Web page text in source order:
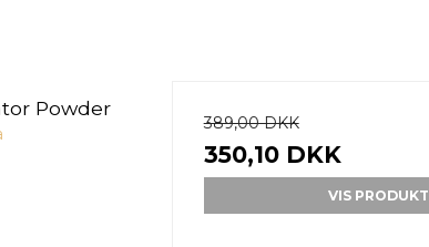
Powder
389,00 DKK
350,10 DKK
VIS PRODUKT